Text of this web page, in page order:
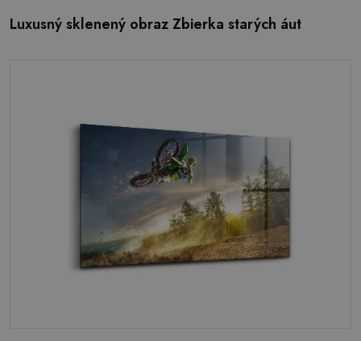
Luxusný sklenený obraz Zbierka starých áut